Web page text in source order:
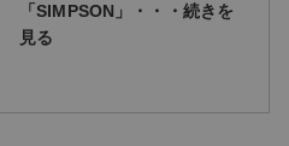
「SIMPSON」・・・続きを
見る